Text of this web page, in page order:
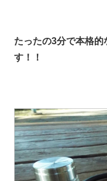
たったの3分で本格
す！！